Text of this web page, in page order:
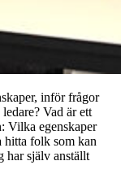
inför frågor
Vad är ett
Vilka egenskaper
hitta folk som kan
har själv anställt